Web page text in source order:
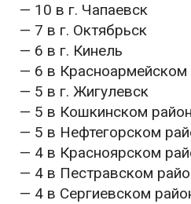
— 10 в г. Чапаевск
— 7 в г. Октябрьск
— 6 в г. Кинель
— 6 в Красноармейском
— 5 в г. Жигулевск
— 5 в Кошкинском
— 5 в Нефтегорском
— 4 в Красноярском
— 4 в Пестравском
— 4 в Сергиевском